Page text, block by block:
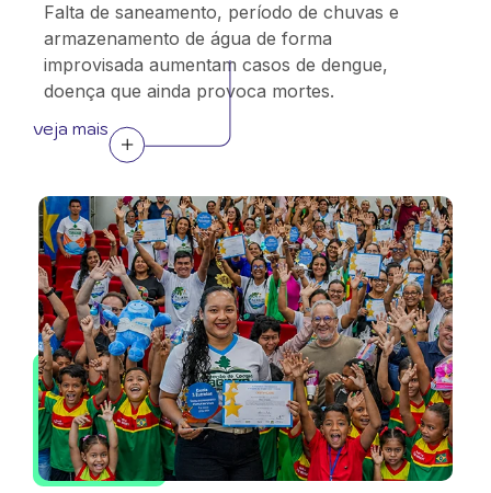
Falta de saneamento, período de chuvas e
armazenamento de água de forma
improvisada aumentam casos de dengue,
doença que ainda provoca mortes.
veja mais